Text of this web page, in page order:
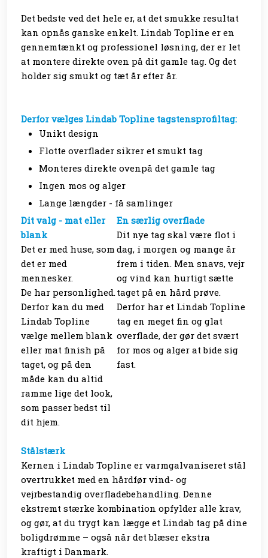
Det bedste ved det hele er, at det smukke resultat
kan opnås ganske enkelt. Lindab Topline er en
gennemtænkt og professionel løsning, der er let
at montere direkte oven på dit gamle tag. Og det
holder sig smukt og tæt år efter år.
Derfor vælges Lindab Topline tagstensprofiltag:
Unikt design
Flotte overflader sikrer et smukt tag
Monteres direkte ovenpå det gamle tag
Ingen mos og alger
Lange længder - få samlinger
Dit valg - mat eller
blank
Det er med huse, som
det er med
mennesker.
De har personlighed.
Derfor kan du med
Lindab Topline
vælge mellem blank
eller mat finish på
taget, og på den
måde kan du altid
ramme lige det look,
som passer bedst til
dit hjem.
En særlig overflade
Dit nye tag skal være flot i
dag, i morgen og mange år
frem i tiden. Men snavs, vejr
og vind kan hurtigt sætte
taget på en hård prøve.
Derfor har et Lindab Topline
tag en meget fin og glat
overflade, der gør det svært
for mos og alger at bide sig
fast.
Stålstærk
Kernen i Lindab Topline er varmgalvaniseret stål
overtrukket med en hårdfør vind- og
vejrbestandig overfladebehandling. Denne
ekstremt stærke kombination opfylder alle krav,
og gør, at du trygt kan lægge et Lindab tag på dine
boligdrømme – også når det blæser ekstra
kraftigt i Danmark.